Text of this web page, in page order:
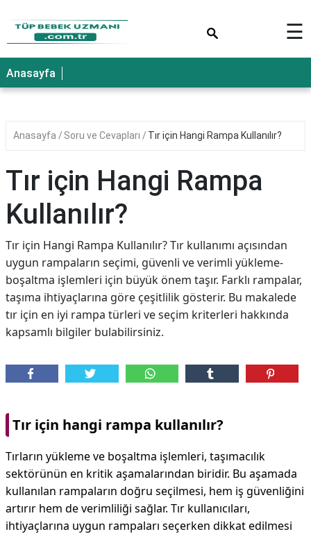
☰
Anasayfa
Anasayfa Soru ve Cevapları Tır için Hangi Rampa Kullanılır?
Tır için Hangi Rampa
Kullanılır?
Tır için Hangi Rampa Kullanılır? Tır kullanımı açısından
uygun rampaların seçimi, güvenli ve verimli yükleme-
boşaltma işlemleri için büyük önem taşır. Farklı rampalar,
taşıma ihtiyaçlarına göre çeşitlilik gösterir. Bu makalede
tır için en iyi rampa türleri ve seçim kriterleri hakkında
kapsamlı bilgiler bulabilirsiniz.
Tır için hangi rampa kullanılır?
Tırların yükleme ve boşaltma işlemleri, taşımacılık
sektörünün en kritik aşamalarından biridir. Bu aşamada
kullanılan rampaların doğru seçilmesi, hem iş güvenliğini
artırır hem de verimliliği sağlar. Tır kullanıcıları,
ihtiyaçlarına uygun rampaları seçerken dikkat edilmesi